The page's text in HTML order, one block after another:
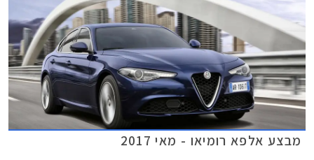
מבצע אלפא רומיאו - מאי 2017